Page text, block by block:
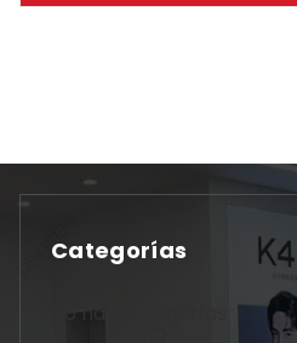
Categorías
No hay categorías